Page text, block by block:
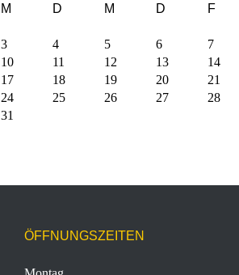
M
D M D F
3
4 5 6 7
10
11 12 13 14
17
18 19 20 21
24
25 26 27 28
31
ÖFFNUNGSZEITEN